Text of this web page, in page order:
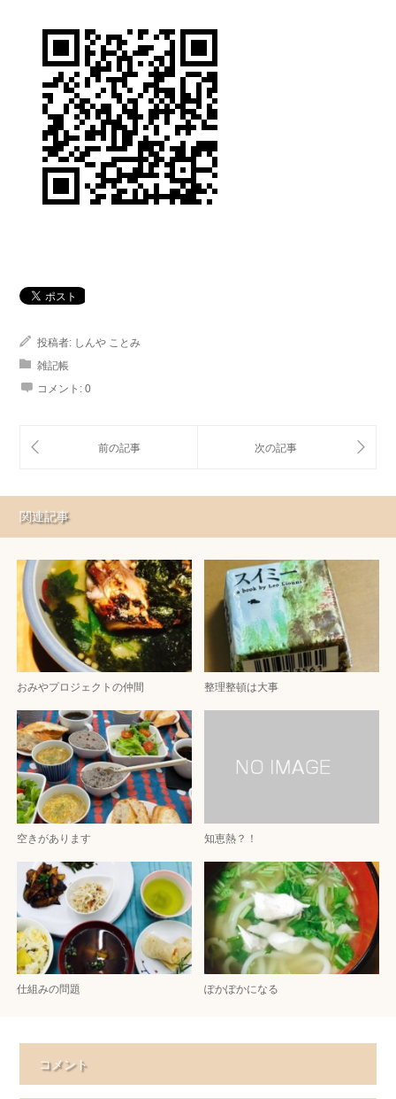
投稿者: しんや ことみ
雑記帳
コメント: 0
関連記事
おみやプロジェクトの仲間 整理整頓は大事
空きがあります 知恵熱？！
仕組みの問題 ぽかぽかになる
コメント